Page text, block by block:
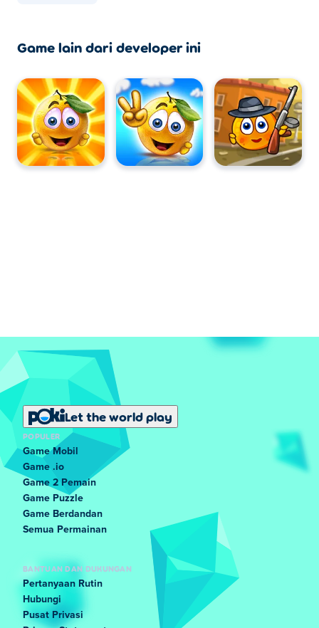
Game lain dari developer ini
Let the world play
POPULER
Game Mobil
Game .io
Game 2 Pemain
Game Puzzle
Game Berdandan
Semua Permainan
BANTUAN DAN DUKUNGAN
Pertanyaan Rutin
Hubungi
Pusat Privasi